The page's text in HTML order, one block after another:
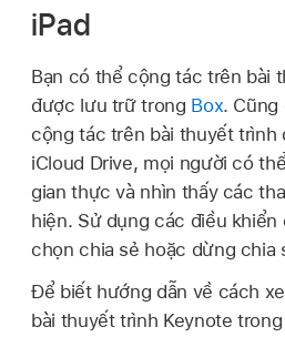
iPad
Bạn có thể cộng tác trên bài
được lưu trữ trong Box. Cũng
cộng tác trên bài thuyết
iCloud Drive, mọi người có
gian thực và nhìn thấy các
hiện. Sử dụng các điều khiển
chọn chia sẻ hoặc dừng chia
Để biết hướng dẫn về cách
bài thuyết trình Keynote